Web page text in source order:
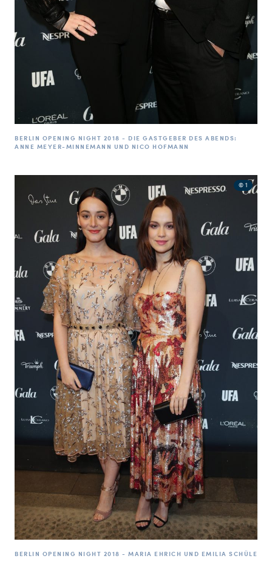
BERLIN OPENING NIGHT 2018 - DIE GASTGEBER DES ABENDS:
ANNE MEYER-MINNEMANN UND NICO HOFMANN
© 1
BERLIN OPENING NIGHT 2018 - MARIA EHRICH UND EMILIA SCHÜLE